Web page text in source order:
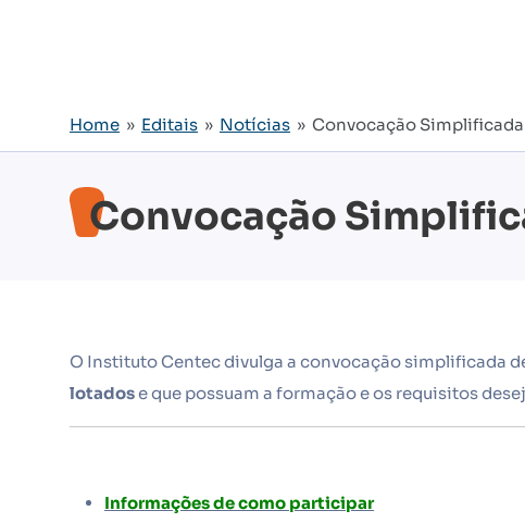
Home » Editais » Notícias » Convocação Simplificada
Convocação
O Instituto Centec divulga a convocação simplificada
lotadose que possuam a formação e os requisitos
Informações de como participar